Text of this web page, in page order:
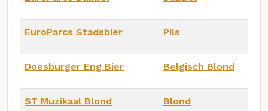
EuroParcs Stadsbier Pils
Doesburger Eng Bier Belgisch Blond
ST Muzikaal Blond Blond